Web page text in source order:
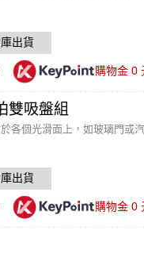
購物金 0
雙吸盤組
各個光滑面上，如玻璃門或
購物金 0